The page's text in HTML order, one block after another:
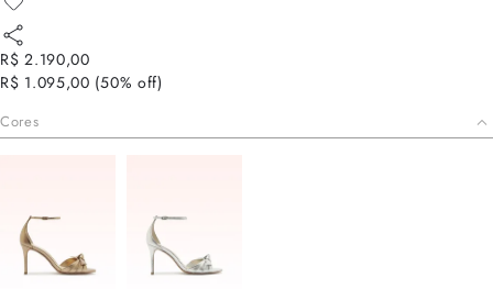
R$ 2.190,00
R$ 1.095,00 (50% off)
Cores